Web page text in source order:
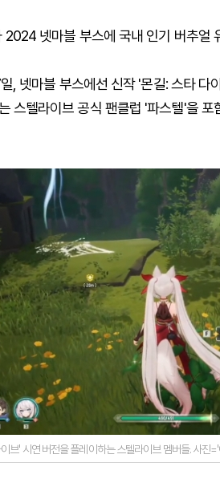
넷마블 부스에 국내 인기 버추얼
, 넷마블 부스에선 신작 '몬길: 스타 다
스텔라이브 공식 팬클럽 '파스텔'을
브' 시연 버전을 플레이하는 스텔라이브 멤버들. 사진